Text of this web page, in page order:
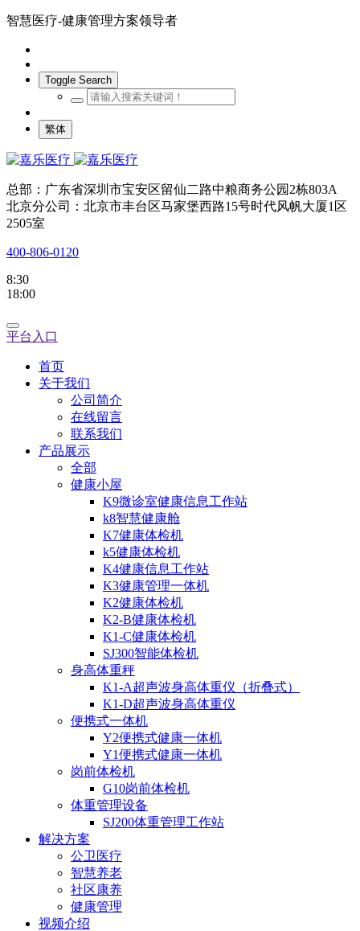
智慧医疗-健康管理方案领导者
Toggle Search
繁体
总部：广东省深圳市宝安区留仙二路中粮商务公园2栋803A
北京分公司：北京市丰台区马家堡西路15号时代风帆大厦1区
2505室
400-806-0120
8:30
18:00
平台入口
首页
关于我们
公司简介
在线留言
联系我们
产品展示
全部
健康小屋
K9微诊室健康信息工作站
k8智慧健康舱
K7健康体检机
k5健康体检机
K4健康信息工作站
K3健康管理一体机
K2健康体检机
K2-B健康体检机
K1-C健康体检机
SJ300智能体检机
身高体重秤
K1-A超声波身高体重仪（折叠式）
K1-D超声波身高体重仪
便携式一体机
Y2便携式健康一体机
Y1便携式健康一体机
岗前体检机
G10岗前体检机
体重管理设备
SJ200体重管理工作站
解决方案
公卫医疗
智慧养老
社区康养
健康管理
视频介绍